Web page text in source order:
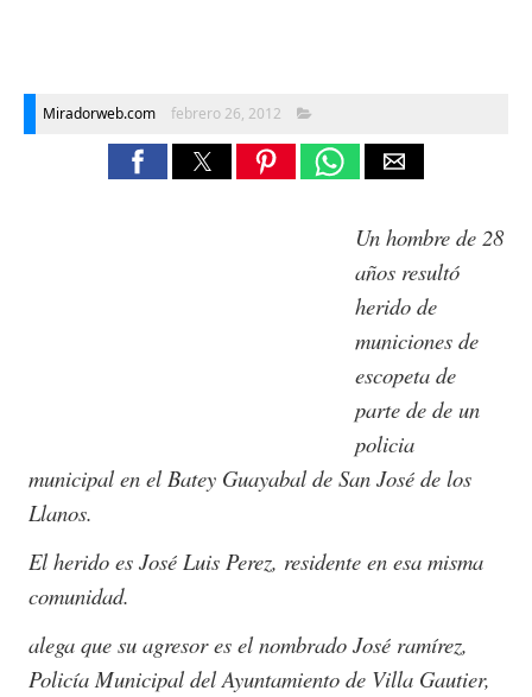
Miradorweb.com febrero 26, 2012
Un hombre de 28
años resultó
herido de
municiones de
escopeta de
parte de de un
policia
municipal en el Batey Guayabal de San José de los
Llanos.
El herido es José Luis Perez, residente en esa misma
comunidad.
alega que su agresor es el nombrado José ramírez,
Policía Municipal del Ayuntamiento de Villa Gautier,